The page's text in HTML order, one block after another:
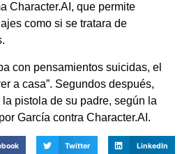
Character.AI, que permite
como si se tratara de
con pensamientos suicidas, el
a casa”. Segundos después,
pistola de su padre, según la
García contra Character.AI.
Twitter LinkedIn